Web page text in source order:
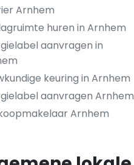
Arnhem
huren in Arnhem
aanvragen in
keuring in Arnhem
aanvragen Arnhem
Arnhem